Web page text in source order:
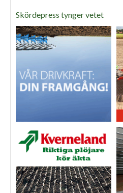
Skördepress tynger vetet